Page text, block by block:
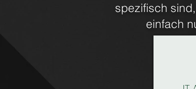
spezifisch
einfach